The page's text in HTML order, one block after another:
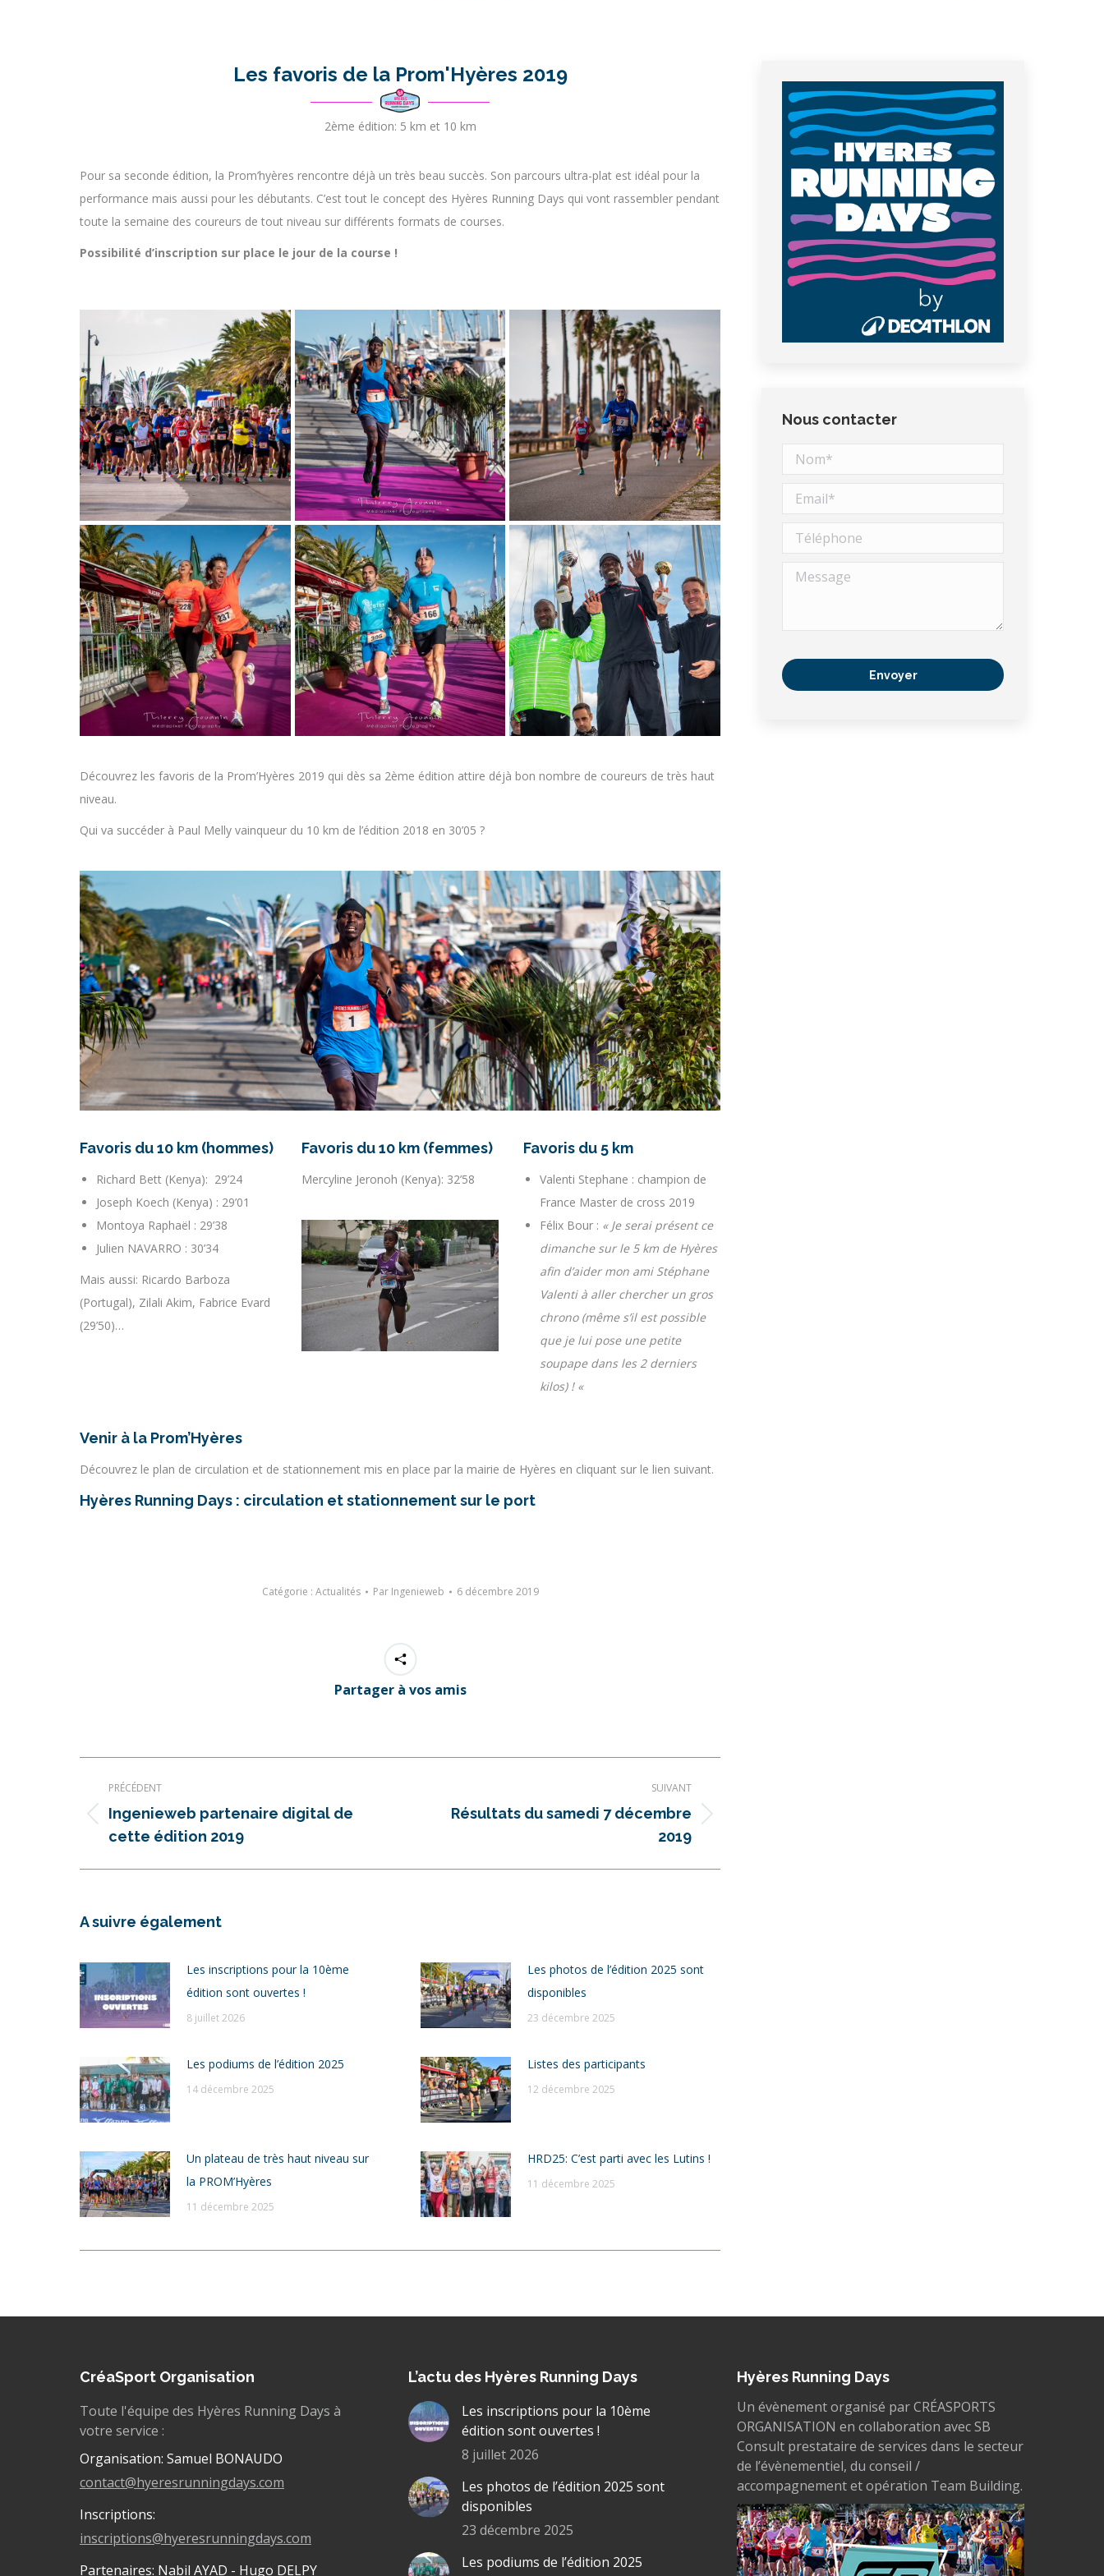
Les favoris de la Prom'Hyères 2019
2ème édition: 5 km et 10 km
Pour sa seconde édition, la Prom’hyères rencontre déjà un très beau succès. Son parcours ultra-plat est idéal pour la
performance mais aussi pour les débutants. C’est tout le concept des Hyères Running Days qui vont rassembler pendant
toute la semaine des coureurs de tout niveau sur différents formats de courses.
Possibilité d’inscription sur place le jour de la course !
Découvrez les favoris de la Prom’Hyères 2019 qui dès sa 2ème édition attire déjà bon nombre de coureurs de très haut
niveau.
Qui va succéder à Paul Melly vainqueur du 10 km de l’édition 2018 en 30’05 ?
Favoris du 10 km (hommes)
Richard Bett (Kenya): 29’24
Joseph Koech (Kenya) : 29’01
Montoya Raphaël : 29’38
Julien NAVARRO : 30’34
Mais aussi: Ricardo Barboza
(Portugal), Zilali Akim, Fabrice Evard
(29’50)…
Favoris du 10 km (femmes)
Mercyline Jeronoh (Kenya): 32’58
Favoris du 5 km
Valenti Stephane : champion de
France Master de cross 2019
Félix Bour : « Je serai présent ce
dimanche sur le 5 km de Hyères
afin d’aider mon ami Stéphane
Valenti à aller chercher un gros
chrono (même s’il est possible
que je lui pose une petite
soupape dans les 2 derniers
kilos) ! «
Venir à la Prom’Hyères
Découvrez le plan de circulation et de stationnement mis en place par la mairie de Hyères en cliquant sur le lien suivant.
Hyères Running Days : circulation et stationnement sur le port
Catégorie : Actualités Par Ingenieweb 6 décembre 2019
Partager à vos amis
article
PRÉCÉDENT
Article
précédent
:
Ingenieweb partenaire digital de
cette édition 2019
SUIVANT
Article
:
Résultats du samedi 7 décembre
2019
A suivre également
Les inscriptions pour la 10ème
édition sont ouvertes !
8 juillet 2026
Les photos de l’édition 2025 sont
disponibles
23 décembre 2025
Les podiums de l’édition 2025
14 décembre 2025
Listes des participants
12 décembre 2025
Un plateau de très haut niveau sur
la PROM’Hyères
11 décembre 2025
HRD25: C’est parti avec les Lutins !
11 décembre 2025
Nous contacter
CréaSport Organisation
Toute l'équipe des Hyères Running Days à
votre service :
Organisation: Samuel BONAUDO
contact@hyeresrunningdays.com
Inscriptions:
inscriptions@hyeresrunningdays.com
Partenaires: Nabil AYAD - Hugo DELPY
L’actu des Hyères Running Days
Les inscriptions pour la 10ème
édition sont ouvertes !
8 juillet 2026
Les photos de l’édition 2025 sont
disponibles
23 décembre 2025
Les podiums de l’édition 2025
Hyères Running Days
Un évènement organisé par CRÉASPORTS
ORGANISATION en collaboration avec SB
Consult prestataire de services dans le secteur
de l’évènementiel, du conseil /
accompagnement et opération Team Building.